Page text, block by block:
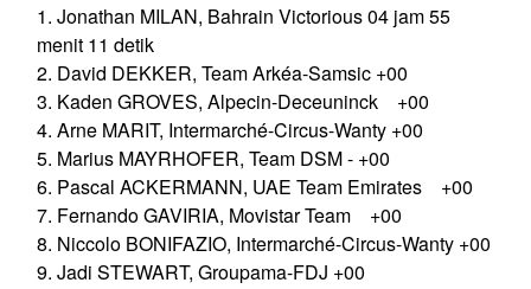
1. Jonathan MILAN, Bahrain Victorious 04 jam 55
menit 11 detik
2. David DEKKER, Team Arkéa-Samsic +00
3. Kaden GROVES, Alpecin-Deceuninck +00
4. Arne MARIT, Intermarché-Circus-Wanty +00
5. Marius MAYRHOFER, Team DSM - +00
6. Pascal ACKERMANN, UAE Team Emirates +00
7. Fernando GAVIRIA, Movistar Team +00
8. Niccolo BONIFAZIO, Intermarché-Circus-Wanty +00
9. Jadi STEWART, Groupama-FDJ +00